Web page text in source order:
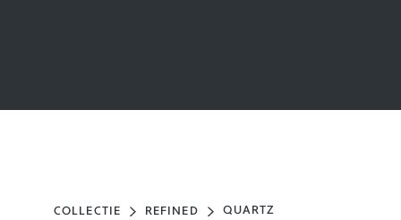
COLLECTIE REFINED QUARTZ